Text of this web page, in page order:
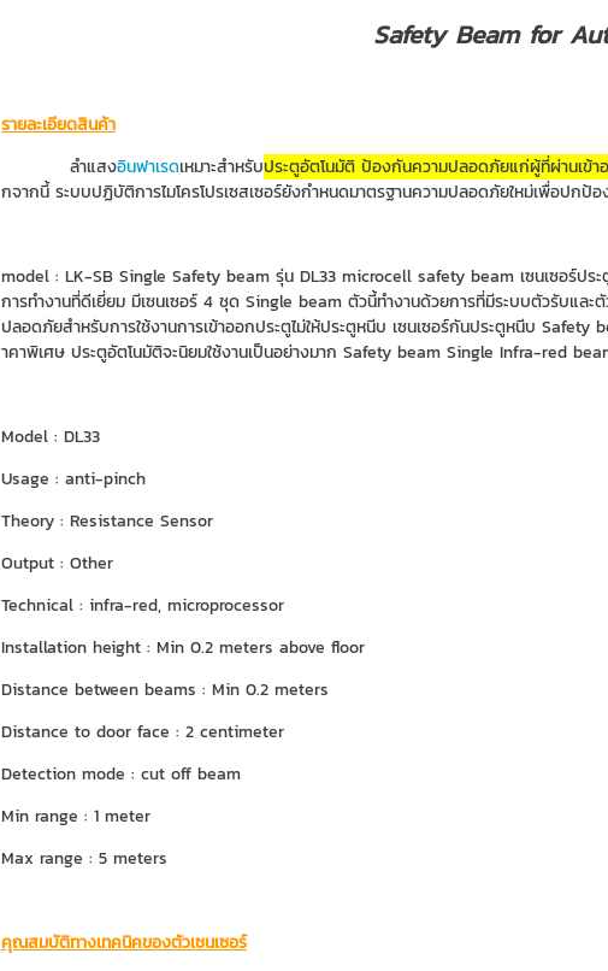
Safety Beam for
รายละเอียดสินค้า
ลำแสงอินฟาเรดเหมาะสำหรับประตูอัตโนมัติ ป้องกันความปลอดภัยแก่ผู้ที่ผ่านเข้า
กจากนี้ ระบบปฏิบัติการไมโครโปรเซสเซอร์ยังกำหนดมาตรฐานความปลอดภัยใหม่เพื่อปก
model : LK-SB Single Safety beam รุ่น DL33 microcell safety beam เซนเซอร์ปร
การทำงานที่ดีเยี่ยม มีเซนเซอร์ 4 ชุด Single beam ตัวนี้ทำงานด้วยการที่มีระบบตัวรับแ
ปลอดภัยสำหรับการใช้งานการเข้าออกประตูไม่ให้ประตูหนีบ เซนเซอร์กันประตูหนีบ
าคาพิเศษ ประตูอัตโนมัติจะนิยมใช้งานเป็นอย่างมาก Safety beam Single Infra-red
Model : DL33
Usage : anti-pinch
Theory : Resistance Sensor
Output : Other
Technical : infra-red, microprocessor
Installation height : Min 0.2 meters above floor
Distance between beams : Min 0.2 meters
Distance to door face : 2 centimeter
Detection mode : cut off beam
Min range : 1 meter
Max range : 5 meters
คุณสมบัติทางเทคนิคของตัวเซนเซอร์